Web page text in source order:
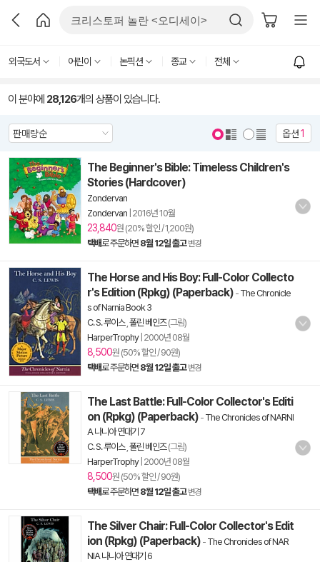
외국도서 어린이 논픽션 종교 전체
이 분야에 28,126개의 상품이 있습니다.
옵션1
The Beginner's Bible: Timeless Children's
Stories (Hardcover)
Zondervan
Zondervan 2016년 10월
23,840원 (20% 할인 / 1,200원)
택배로 주문하면 8월 12일 출고 변경
The Horse and His Boy: Full-Color Collecto
r's Edition (Rpkg) (Paperback) - The Chronicle
s of Narnia Book 3
C. S. 루이스, 폴린 베인즈(그림)
HarperTrophy| 2000년 08월
8,500원 (50% 할인 / 90원)
택배로 주문하면 8월 12일 출고 변경
The Last Battle: Full-Color Collector's Editi
on (Rpkg) (Paperback) - The Chronicles of NARNI
A 나니아 연대기 7
C. S. 루이스, 폴린 베인즈(그림)
HarperTrophy| 2000년 08월
8,500원 (50% 할인 / 90원)
택배로 주문하면 8월 12일 출고 변경
The Silver Chair: Full-Color Collector's Edit
ion (Rpkg) (Paperback) - The Chronicles of NAR
NIA 나니아 연대기 6